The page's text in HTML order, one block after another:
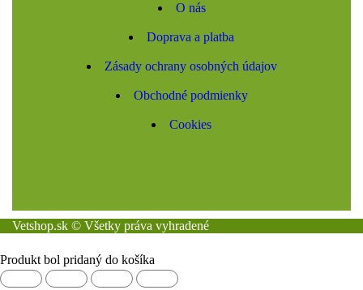
O nás
Doprava a platba
Zásady ochrany osobných údajov
Obchodné podmienky
Cookies
Vetshop.sk © Všetky práva vyhradené
Produkt bol pridaný do košíka